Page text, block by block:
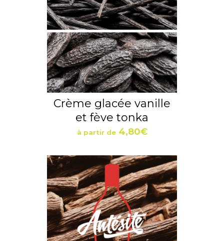
Crème glacée vanille
et fève tonka
à partir de 4,80€